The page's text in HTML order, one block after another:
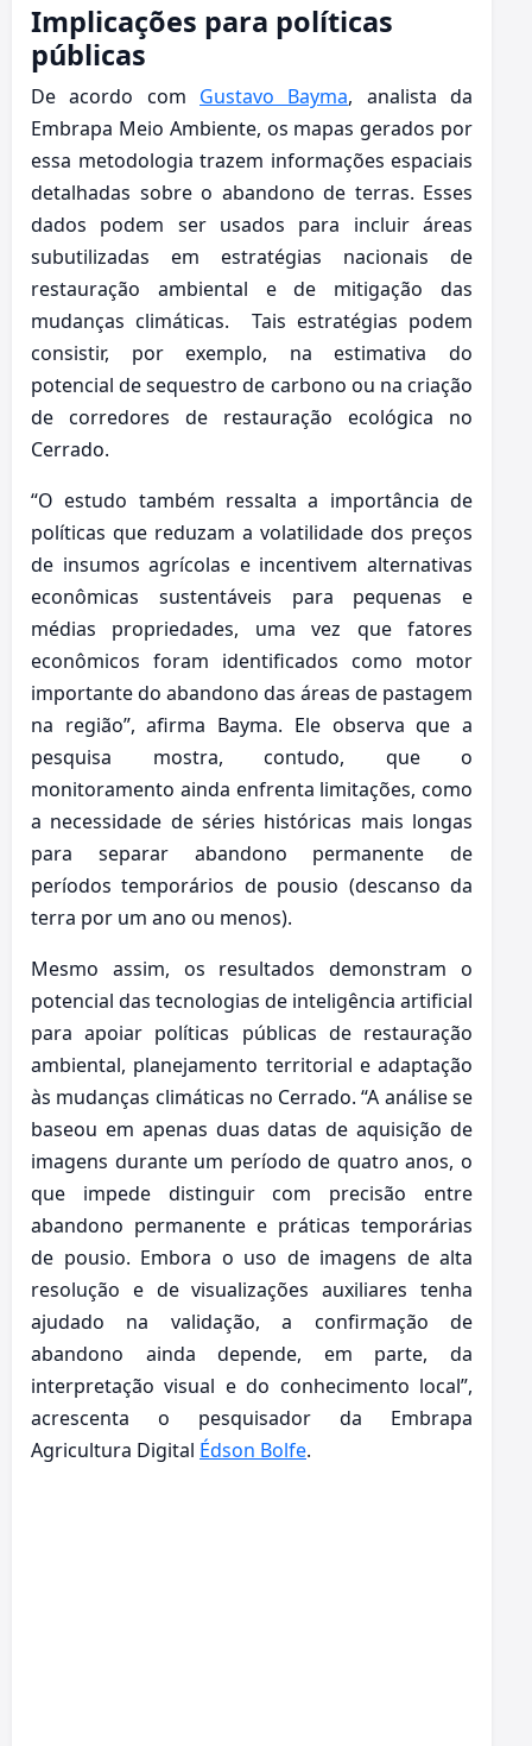
Implicações para políticas
públicas
De acordo com Gustavo Bayma, analista da
Embrapa Meio Ambiente, os mapas gerados por
essa metodologia trazem informações espaciais
detalhadas sobre o abandono de terras. Esses
dados podem ser usados para incluir áreas
subutilizadas em estratégias nacionais de
restauração ambiental e de mitigação das
mudanças climáticas. Tais estratégias podem
consistir, por exemplo, na estimativa do
potencial de sequestro de carbono ou na criação
de corredores de restauração ecológica no
Cerrado.
“O estudo também ressalta a importância de
políticas que reduzam a volatilidade dos preços
de insumos agrícolas e incentivem alternativas
econômicas sustentáveis para pequenas e
médias propriedades, uma vez que fatores
econômicos foram identificados como motor
importante do abandono das áreas de pastagem
na região”, afirma Bayma. Ele observa que a
pesquisa mostra, contudo, que o
monitoramento ainda enfrenta limitações, como
a necessidade de séries históricas mais longas
para separar abandono permanente de
períodos temporários de pousio (descanso da
terra por um ano ou menos).
Mesmo assim, os resultados demonstram o
potencial das tecnologias de inteligência artificial
para apoiar políticas públicas de restauração
ambiental, planejamento territorial e adaptação
às mudanças climáticas no Cerrado. “A análise se
baseou em apenas duas datas de aquisição de
imagens durante um período de quatro anos, o
que impede distinguir com precisão entre
abandono permanente e práticas temporárias
de pousio. Embora o uso de imagens de alta
resolução e de visualizações auxiliares tenha
ajudado na validação, a confirmação de
abandono ainda depende, em parte, da
interpretação visual e do conhecimento local”,
acrescenta o pesquisador da Embrapa
Agricultura Digital Édson Bolfe.